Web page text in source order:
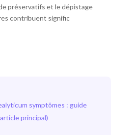
préservatifs et le dépistage
contribuent signific
symptômes : guide
principal)